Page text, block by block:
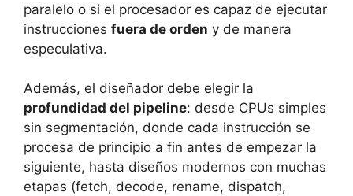
paralelo o si el procesador es capaz de ejecutar
instrucciones fuera de orden y de manera
especulativa.
Además, el diseñador debe elegir la
profundidad del pipeline: desde CPUs simples
sin segmentación, donde cada instrucción se
procesa de principio a fin antes de empezar la
siguiente, hasta diseños modernos con muchas
etapas (fetch, decode, rename, dispatch,